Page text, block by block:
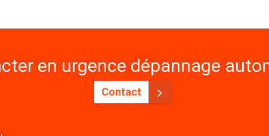
en urgence dépannage
Contact